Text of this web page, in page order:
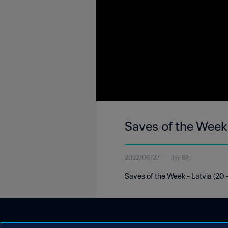
Saves of the
2022/06/27 1分 8秒
Saves of the Week - Latvia (20